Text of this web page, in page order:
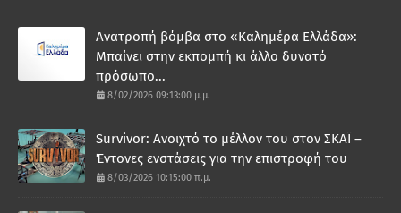
Ανατροπή βόμβα στο «Καλημέρα Ελλάδα»:
Μπαίνει στην εκπομπή κι άλλο δυνατό
πρόσωπο...
8/02/2026 09:13:00 μ.μ.
Survivor: Ανοιχτό το μέλλον του στον ΣΚΑΪ –
Έντονες ενστάσεις για την επιστροφή του
8/03/2026 10:15:00 π.μ.